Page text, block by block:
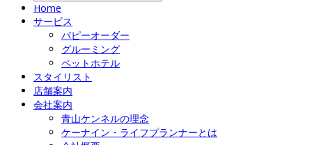
Home
サービス
パピーオーダー
グルーミング
ペットホテル
スタイリスト
店舗案内
会社案内
青山ケンネルの理念
ケーナイン・ライフプランナーとは